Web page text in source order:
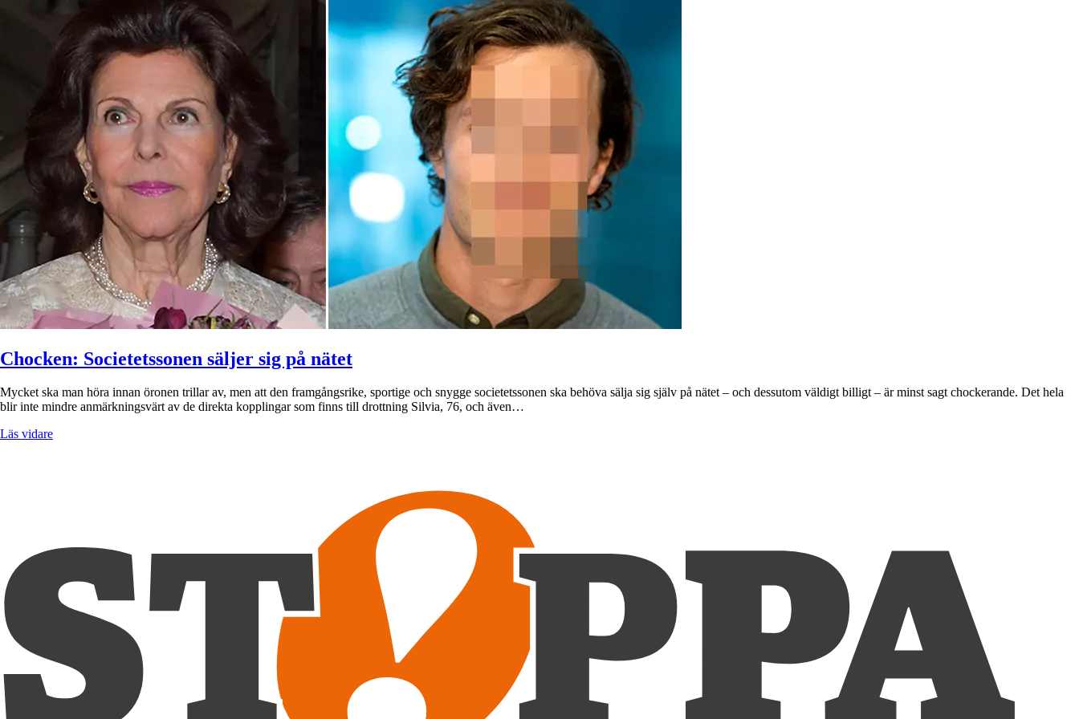
Chocken: Societetssonen säljer sig på nätet
Mycket ska man höra innan öronen trillar av, men att den framgångsrike, sportige och snygge societetssonen ska behöva sälja sig själv på nätet – och dessutom väldigt billigt – är minst sagt chockerande. Det hela
blir inte mindre anmärkningsvärt av de direkta kopplingar som finns till drottning Silvia, 76, och även…
Läs vidare